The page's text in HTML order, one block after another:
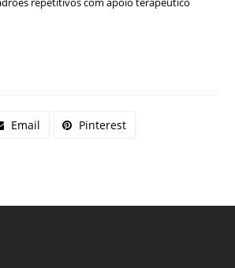
Email Pinterest